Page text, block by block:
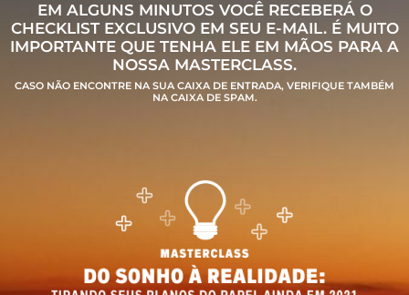
EM ALGUNS MINUTOS VOCÊ RECEBERÁ O
CHECKLIST EXCLUSIVO EM SEU E-MAIL. É MUITO
IMPORTANTE QUE TENHA ELE EM MÃOS PARA A
NOSSA MASTERCLASS.
CASO NÃO ENCONTRE NA SUA CAIXA DE ENTRADA, VERIFIQUE TAMBÉM
NA CAIXA DE SPAM.